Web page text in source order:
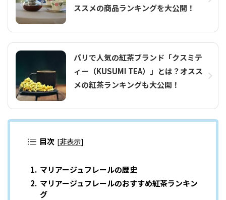
ススメの商品ランキングを大公開！
パリで人気の紅茶ブランド「クスミテ
ィー（KUSUMI TEA）」とは？オスス
メの紅茶ランキングも大公開！
目次 [非表示]
マリアージュフレールの歴史
マリアージュフレールのおすすめ紅茶ランキン
グ